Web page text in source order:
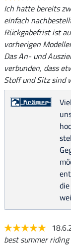
Ich hatte bereits
einfach
Rückgabefrist ist
vorherigen
Das An- und
verbunden, dass
Stoff und Sitz sind
best summer